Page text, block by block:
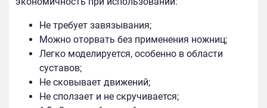
Не требует завязывания;
Можно оторвать без применения ножниц;
Легко моделируется, особенно в области
суставов;
Не сковывает движений;
Не сползает и не скручивается;